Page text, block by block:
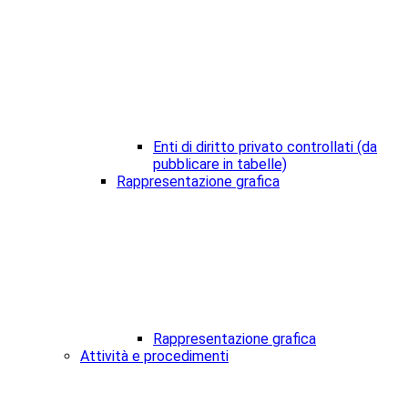
Enti di diritto privato controllati (da
pubblicare in tabelle)
Rappresentazione grafica
Rappresentazione grafica
Attività e procedimenti